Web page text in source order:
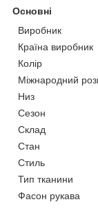
Основні
Виробник
Країна виробник
Колір
Міжнародний
Низ
Сезон
Склад
Стан
Стиль
Тип тканини
Фасон рукава